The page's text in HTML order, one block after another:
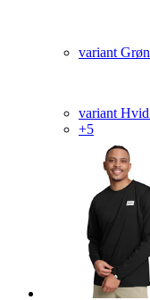
variant Grøn
variant Hvid
+5